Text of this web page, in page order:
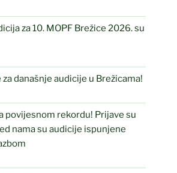
za 10. MOPF Brežice 2026. su
današnje audicije u Brežicama!
povijesnom rekordu! Prijave su
nama su audicije ispunjene